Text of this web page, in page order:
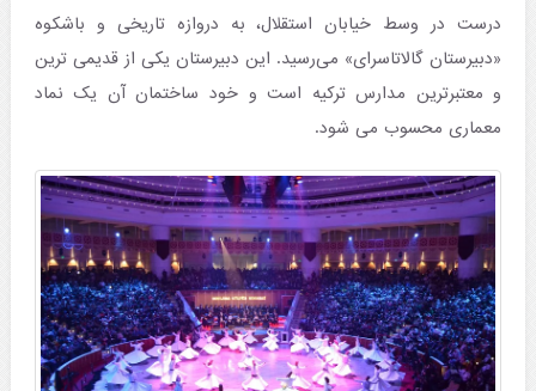
درست در وسط خیابان استقلال، به دروازه تاریخی و باشکوه
«دبیرستان گالاتاسرای» می‌رسید. این دبیرستان یکی از قدیمی ترین
و معتبرترین مدارس ترکیه است و خود ساختمان آن یک نماد
معماری محسوب می شود.